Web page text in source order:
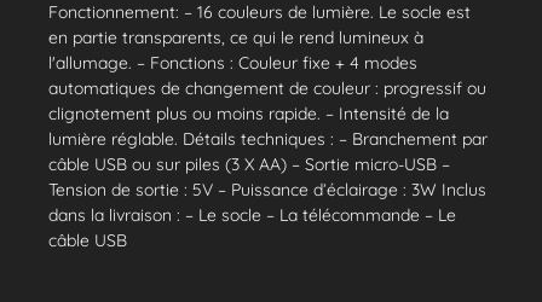
Fonctionnement: – 16 couleurs de lumière. Le socle est
en partie transparents, ce qui le rend lumineux à
l'allumage. – Fonctions : Couleur fixe + 4 modes
automatiques de changement de couleur : progressif ou
clignotement plus ou moins rapide. – Intensité de la
lumière réglable. Détails techniques : – Branchement par
câble USB ou sur piles (3 X AA) – Sortie micro-USB –
Tension de sortie : 5V – Puissance d’éclairage : 3W Inclus
dans la livraison : – Le socle – La télécommande – Le
câble USB